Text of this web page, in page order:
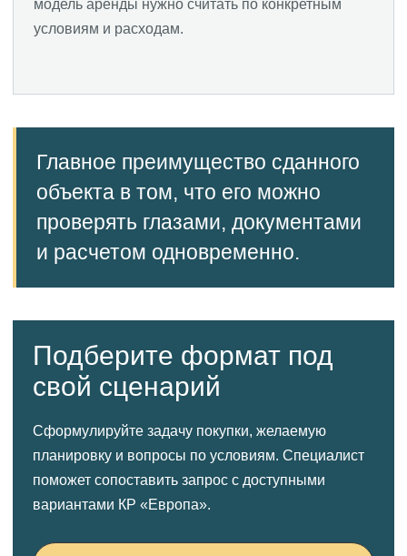
модель аренды нужно считать по конкретным
условиям и расходам.
Главное преимущество сданного
объекта в том, что его можно
проверять глазами, документами
и расчетом одновременно.
Подберите формат под
свой сценарий
Сформулируйте задачу покупки, желаемую
планировку и вопросы по условиям. Специалист
поможет сопоставить запрос с доступными
вариантами КР «Европа».